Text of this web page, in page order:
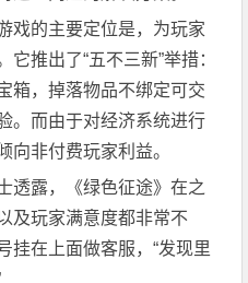
戏的主要定位是，为玩家
推出了“五不三新”举措：
箱，掉落物品不绑定可交
。而由于对经济系统进行
向非付费玩家利益。
透露，《绿色征途》在之
及玩家满意度都非常不
挂在上面做客服，“发现里